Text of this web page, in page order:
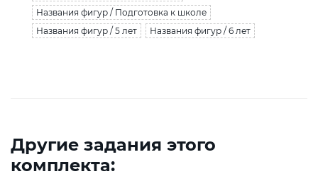
Названия фигур / Подготовка к школе
Названия фигур / 5 лет
Названия фигур / 6 лет
Другие задания этого
комплекта: